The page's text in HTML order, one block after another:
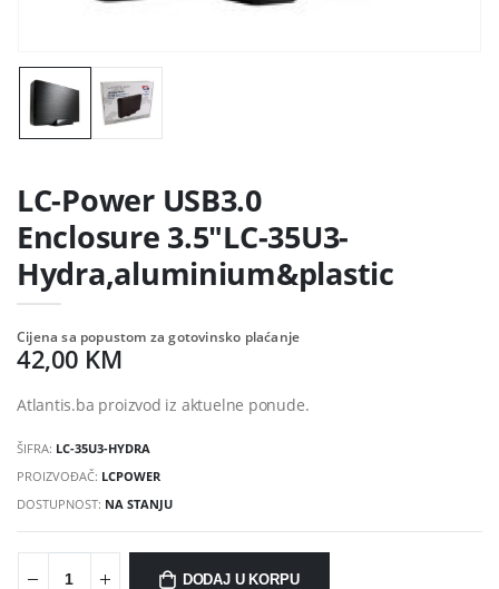
LC-Power USB3.0
Enclosure 3.5"LC-35U3-
Hydra,aluminium&plastic
Cijena sa popustom za gotovinsko plaćanje
42,00 KM
Atlantis.ba proizvod iz aktuelne ponude.
ŠIFRA: LC-35U3-HYDRA
PROIZVOĐAČ: LCPOWER
DOSTUPNOST: NA STANJU
DODAJ U KORPU